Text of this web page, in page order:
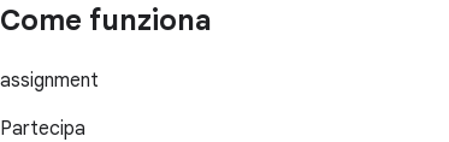
Come funziona
assignment
Partecipa